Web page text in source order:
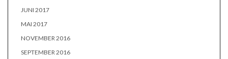
JUNI 2017
MAI 2017
NOVEMBER 2016
SEPTEMBER 2016